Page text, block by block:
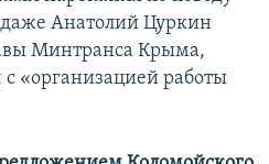
Анатолий Цуркин
Минтранса Крыма,
с «организацией работы